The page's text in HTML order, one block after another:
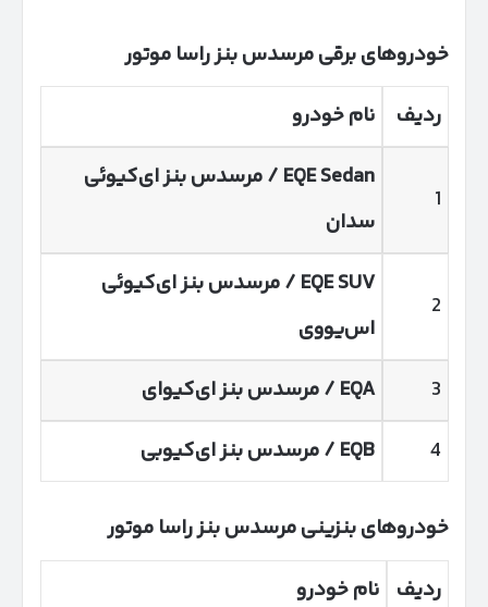
خودروهای برقی مرسدس بنز راسا موتور
ردیف
نام خودرو
1
EQE Sedan / مرسدس بنز ای‌کیوئی
سدان
2
EQE SUV / مرسدس بنز ای‌کیوئی
اس‌یووی
3
EQA / مرسدس بنز ای‌کیوای
4
EQB / مرسدس بنز ای‌کیوبی
خودروهای بنزینی مرسدس بنز راسا موتور
ردیف نام خودرو